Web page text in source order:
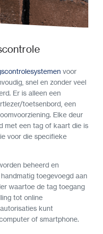
voor
snel en zonder veel
Er is alleen een
toetsenbord, een
Elke deur
met een tag of kaart die is
voor die specifieke
beheerd en
toegevoegd aan
waartoe de tag toegang
tot online
kunt
of smartphone.